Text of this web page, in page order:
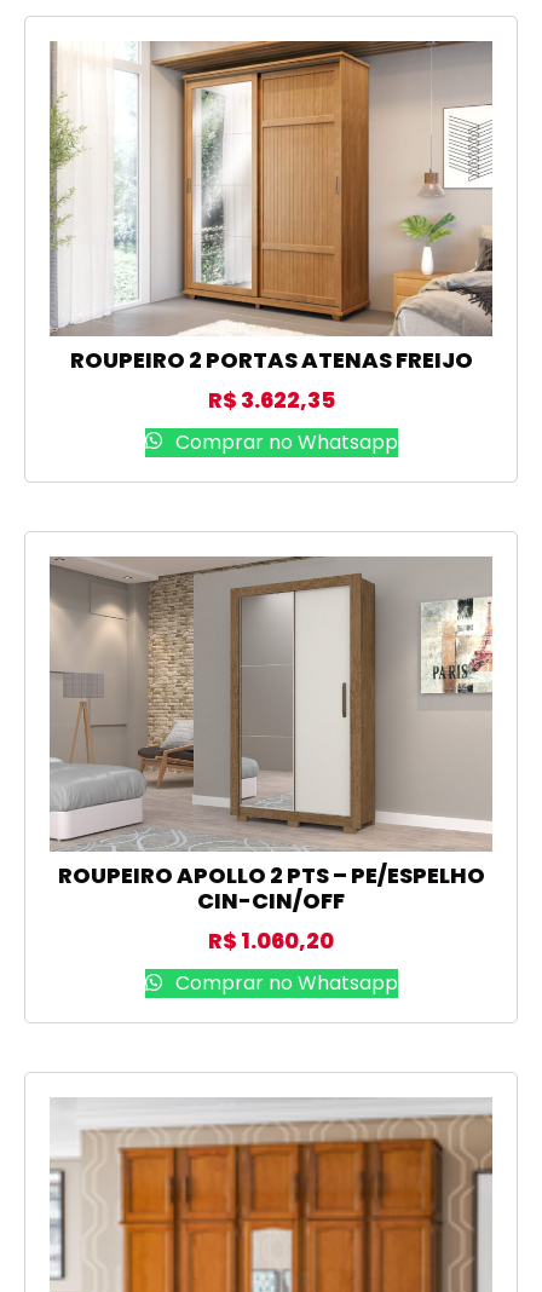
ROUPEIRO 2 PORTAS ATENAS FREIJO
R$ 3.622,35
Comprar no Whatsapp
ROUPEIRO APOLLO 2 PTS – PE/ESPELHO
CIN-CIN/OFF
R$ 1.060,20
Comprar no Whatsapp